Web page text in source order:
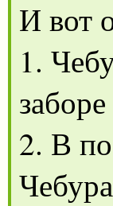
И вот
1.
2. В